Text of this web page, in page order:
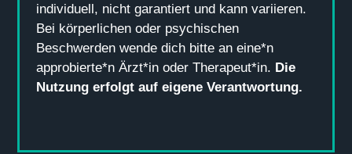
individuell, nicht garantiert und kann variieren.
Bei körperlichen oder psychischen
Beschwerden wende dich bitte an eine*n
approbierte*n Ärzt*in oder Therapeut*in. Die
Nutzung erfolgt auf eigene Verantwortung.